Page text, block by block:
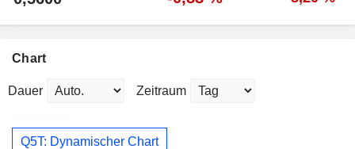
Chart
Dauer Zeitraum
Q5T: Dynamischer Chart